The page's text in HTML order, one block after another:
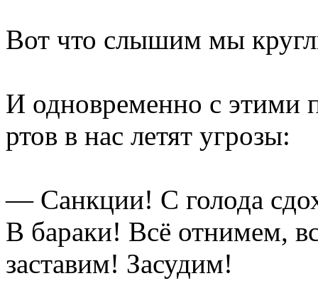
Вот что слышим мы
И одновременно с этими
ртов в нас летят угрозы:
— Санкции! С голода
В бараки! Всё отнимем,
заставим! Засудим!